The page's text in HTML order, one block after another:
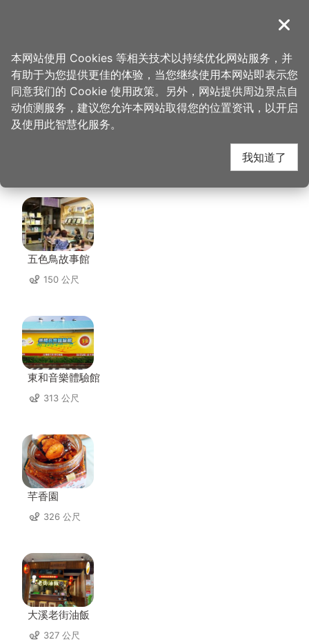
導覽
首页 > 想去的地方 > 住宿 > 乐木居河岸行馆
乐木居河岸行馆 周边店
家
五色鳥故事館
150 公尺
東和音樂體驗館
313 公尺
芊香園
326 公尺
大溪老街油飯
327 公尺
关闭
本网站使用 Cookies 等相关技术以持续优化网站服务，并
有助于为您提供更佳的体验，当您继续使用本网站即表示您
同意我们的 Cookie 使用政策。另外，网站提供周边景点自
动侦测服务，建议您允许本网站取得您的位置资讯，以开启
及使用此智慧化服务。
我知道了